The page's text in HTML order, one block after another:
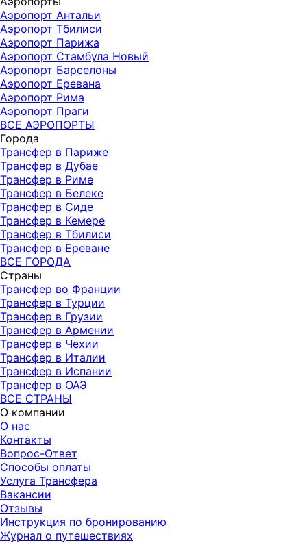
Аэропорт Антальи
Аэропорт Тбилиси
Аэропорт Парижа
Аэропорт Стамбула Новый
Аэропорт Барселоны
Аэропорт Еревана
Аэропорт Рима
Аэропорт Праги
ВСЕ АЭРОПОРТЫ
Города
Трансфер в Париже
Трансфер в Дубае
Трансфер в Риме
Трансфер в Белеке
Трансфер в Сиде
Трансфер в Кемере
Трансфер в Тбилиси
Трансфер в Ереване
ВСЕ ГОРОДА
Страны
Трансфер во Франции
Трансфер в Турции
Трансфер в Грузии
Трансфер в Армении
Трансфер в Чехии
Трансфер в Италии
Трансфер в Испании
Трансфер в ОАЭ
ВСЕ СТРАНЫ
О компании
О нас
Контакты
Вопрос-Ответ
Способы оплаты
Услуга Трансфера
Вакансии
Отзывы
Инструкция по бронированию
Журнал о путешествиях